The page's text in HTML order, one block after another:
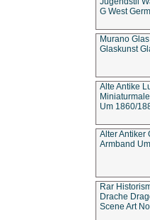
G West
Murano
Glaskunst
Alte Antike
Um 1860/
Alter Antiker
Armband
Rar
Drache
Scene Art